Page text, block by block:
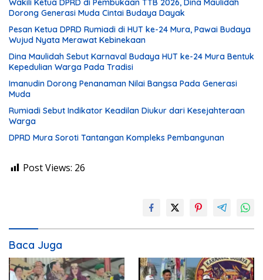
Wakili Ketua DPRD di Pembukaan TTB 2026, Dina Maulidah
Dorong Generasi Muda Cintai Budaya Dayak
Pesan Ketua DPRD Rumiadi di HUT ke-24 Mura, Pawai Budaya
Wujud Nyata Merawat Kebinekaan
Dina Maulidah Sebut Karnaval Budaya HUT ke-24 Mura Bentuk
Kepedulian Warga Pada Tradisi
Imanudin Dorong Penanaman Nilai Bangsa Pada Generasi
Muda
Rumiadi Sebut Indikator Keadilan Diukur dari Kesejahteraan
Warga
DPRD Mura Soroti Tantangan Kompleks Pembangunan
Post Views: 26
Baca Juga